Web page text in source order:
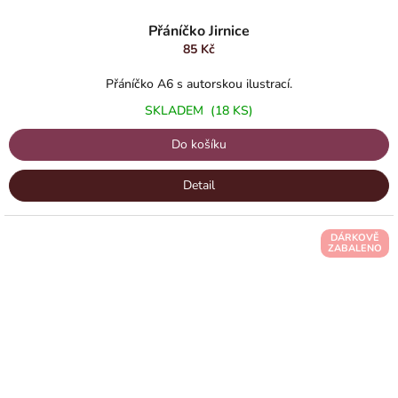
Přáníčko Jirnice
85 Kč
Přáníčko A6 s autorskou ilustrací.
SKLADEM (18 KS)
Do košíku
Detail
DÁRKOVĚ
ZABALENO